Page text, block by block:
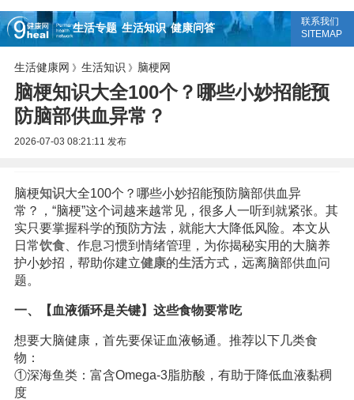
生活专题 生活知识 健康问答
联系我们
SITEMAP
生活健康网 》 生活知识 》 脑梗网
脑梗知识大全100个？哪些小妙招能预
防脑部供血异常？
2026-07-03 08:21:11 发布
脑梗知识大全100个？哪些小妙招能预防脑部供血异
常？，“脑梗”这个词越来越常见，很多人一听到就紧张。其
实只要掌握科学的预防方法，就能大大降低风险。本文从
日常饮食、作息习惯到情绪管理，为你揭秘实用的大脑养
护小妙招，帮助你建立健康的生活方式，远离脑部供血问
题。
一、【血液循环是关键】这些食物要常吃
想要大脑健康，首先要保证血液畅通。推荐以下几类食
物：
①深海鱼类：富含Omega-3脂肪酸，有助于降低血液黏稠
度